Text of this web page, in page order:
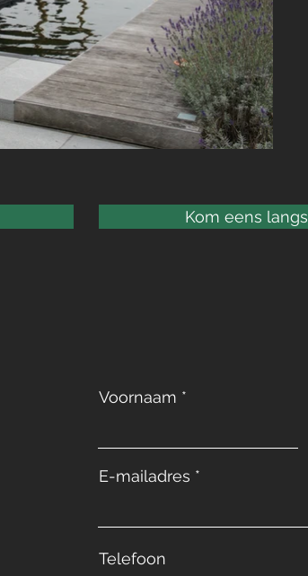
Kom eens langs
Voornaam
E-mailadres
Telefoon